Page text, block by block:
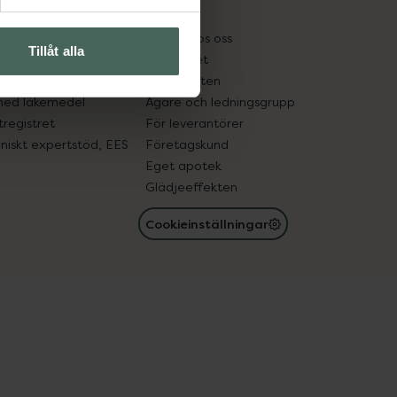
Tillåt alla
in gammal medicin
läkemedel
expertstöd, EES
Pressrum
Jobba hos oss
Hållbarhet
Samarbeten
Ägare och ledningsgrupp
För leverantörer
Företagskund
Eget apotek
Glädjeeffekten
Cookieinställningar